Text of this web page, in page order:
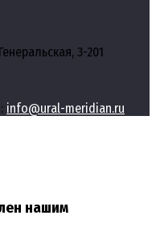
3-201
info@ural-meridian.ru
нашим